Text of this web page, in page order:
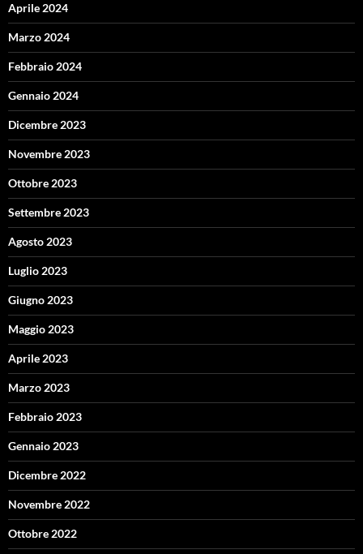
Aprile 2024
Marzo 2024
Febbraio 2024
Gennaio 2024
Dicembre 2023
Novembre 2023
Ottobre 2023
Settembre 2023
Agosto 2023
Luglio 2023
Giugno 2023
Maggio 2023
Aprile 2023
Marzo 2023
Febbraio 2023
Gennaio 2023
Dicembre 2022
Novembre 2022
Ottobre 2022